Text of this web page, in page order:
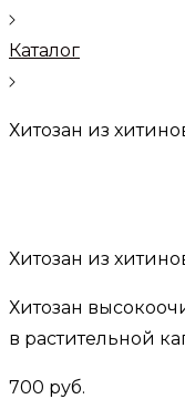
Каталог
Хитозан из
Хитозан из
Хитозан
в растительной
700 руб.